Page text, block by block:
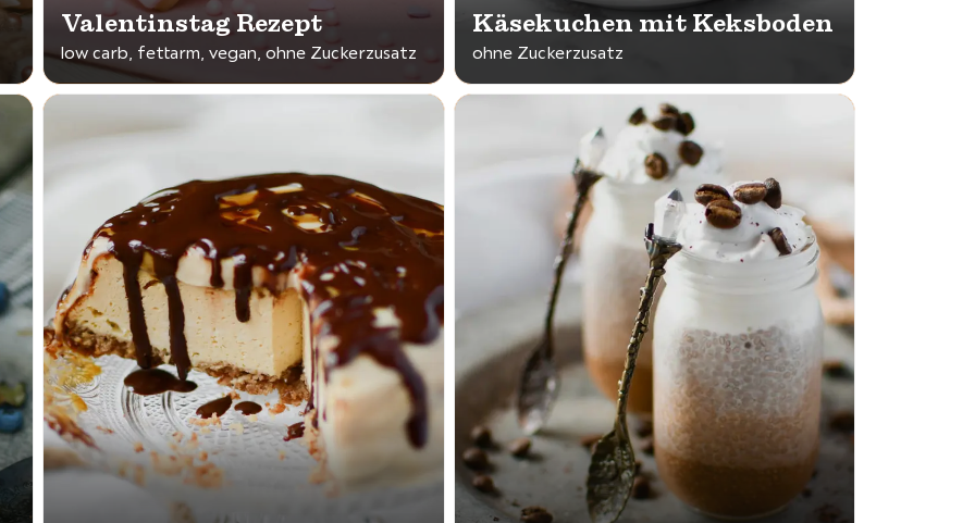
Valentinstag Rezept
low carb, fettarm, vegan, ohne Zuckerzusatz
Käsekuchen mit Keksboden
ohne Zuckerzusatz